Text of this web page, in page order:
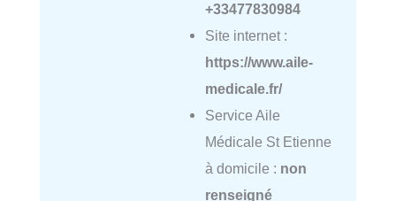
+33477830984
Site internet :
https://www.aile-
medicale.fr/
Service Aile
Médicale St Etienne
à domicile : non
renseigné